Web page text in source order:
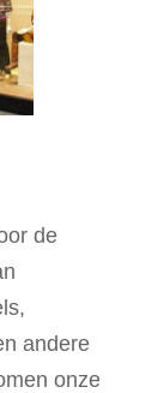
de
andere
onze